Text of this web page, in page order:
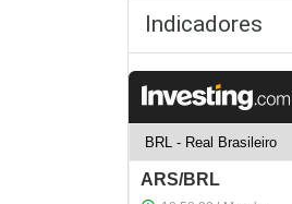
Indicadores